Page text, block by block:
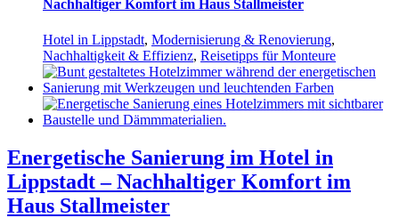
Nachhaltiger Komfort im Haus Stallmeister
Hotel in Lippstadt, Modernisierung & Renovierung,
Nachhaltigkeit & Effizienz, Reisetipps für Monteure
Energetische Sanierung im Hotel in
Lippstadt – Nachhaltiger Komfort im
Haus Stallmeister